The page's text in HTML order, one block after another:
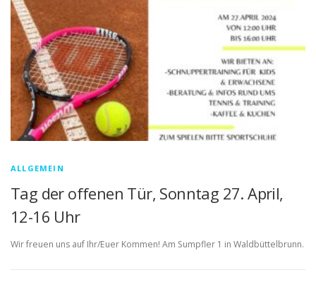
ALLGEMEIN
Tag der offenen Tür, Sonntag 27. April,
12-16 Uhr
Wir freuen uns auf Ihr/Euer Kommen! Am Sumpfler 1 in Waldbüttelbrunn.